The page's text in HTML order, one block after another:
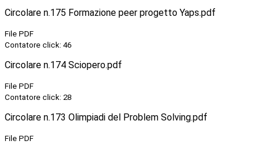
Circolare n.175 Formazione peer progetto Yaps.pdf
File PDF
Contatore click: 46
Circolare n.174 Sciopero.pdf
File PDF
Contatore click: 28
Circolare n.173 Olimpiadi del Problem Solving.pdf
File PDF